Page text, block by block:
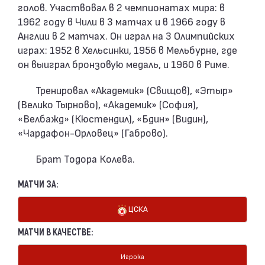
голов. Участвовал в 2 чемпионатах мира: в
1962 году в Чили в 3 матчах и в 1966 году в
Англии в 2 матчах. Он играл на 3 Олимпийских
играх: 1952 в Хельсинки, 1956 в Мельбурне, где
он выиграл бронзовую медаль, и 1960 в Риме.
Тренировал «Академик» (Свищов), «Этыр»
(Велико Тырново), «Академик» (София),
«Велбажд» (Кюстендил), «Бдин» (Видин),
«Чардафон-Орловец» (Габрово).
Брат Тодора Колева.
МАТЧИ ЗА:
ЦСКА
МАТЧИ В КАЧЕСТВЕ:
Игрока